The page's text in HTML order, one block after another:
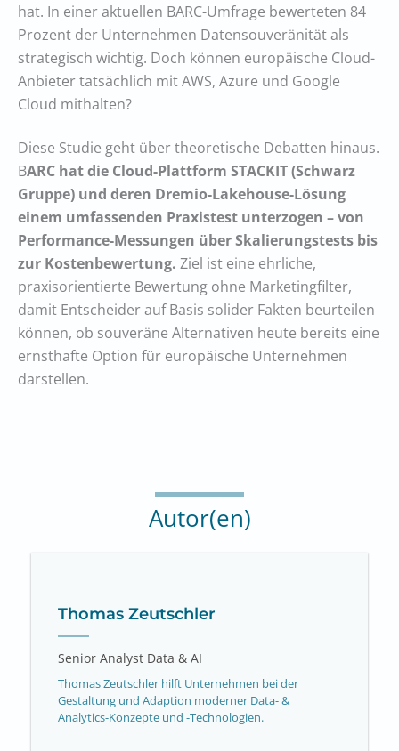
hat. In einer aktuellen BARC-Umfrage bewerteten 84
Prozent der Unternehmen Datensouveränität als
strategisch wichtig. Doch können europäische Cloud-
Anbieter tatsächlich mit AWS, Azure und Google
Cloud mithalten?
Diese Studie geht über theoretische Debatten hinaus.
BARC hat die Cloud-Plattform STACKIT (Schwarz
Gruppe) und deren Dremio-Lakehouse-Lösung
einem umfassenden Praxistest unterzogen – von
Performance-Messungen über Skalierungstests bis
zur Kostenbewertung. Ziel ist eine ehrliche,
praxisorientierte Bewertung ohne Marketingfilter,
damit Entscheider auf Basis solider Fakten beurteilen
können, ob souveräne Alternativen heute bereits eine
ernsthafte Option für europäische Unternehmen
darstellen.
Autor(en)
Thomas Zeutschler
Senior Analyst Data & AI
Thomas Zeutschler hilft Unternehmen bei der
Gestaltung und Adaption moderner Data- &
Analytics-Konzepte und -Technologien.